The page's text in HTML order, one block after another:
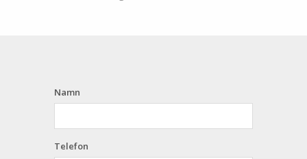
Namn
Telefon